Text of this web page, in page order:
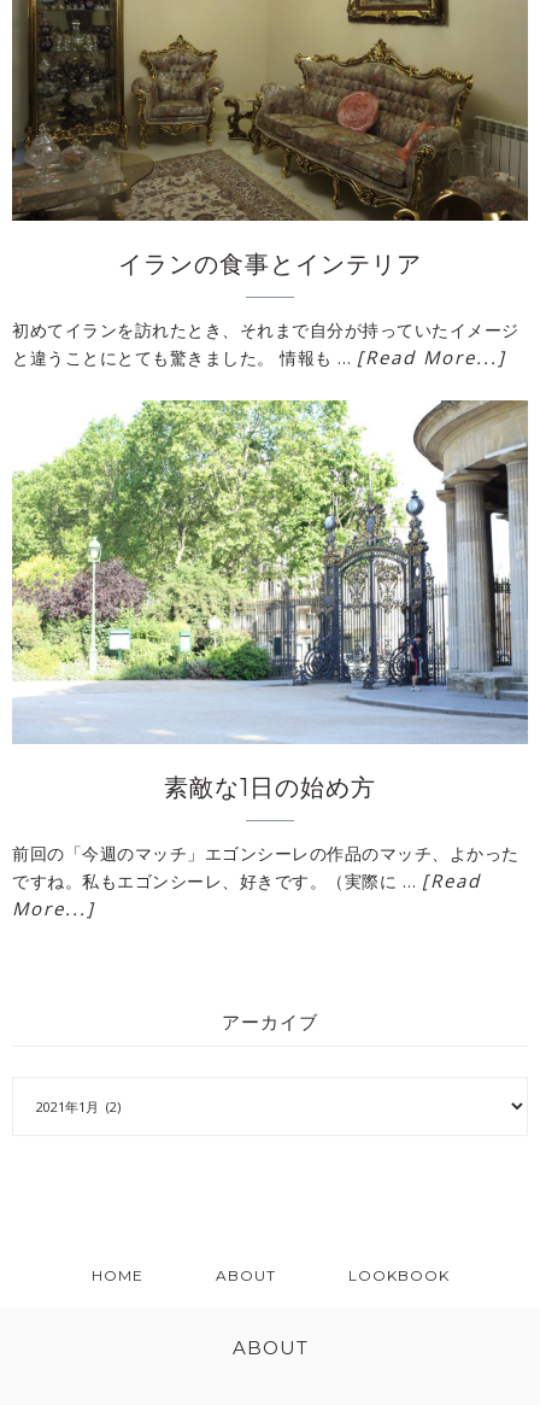
イランの食事とインテリア
初めてイランを訪れたとき、それまで自分が持っていたイメージ
と違うことにとても驚きました。 情報も … [Read More...]
素敵な1日の始め方
前回の「今週のマッチ」エゴンシーレの作品のマッチ、よかった
ですね。私もエゴンシーレ、好きです。（実際に … [Read
More...]
アーカイブ
HOME ABOUT LOOKBOOK
ABOUT